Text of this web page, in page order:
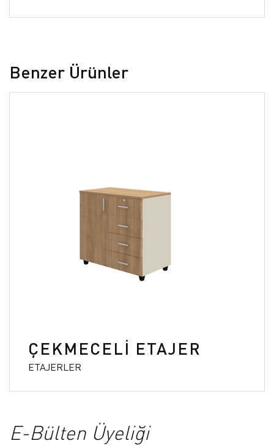
Benzer Ürünler
ÇEKMECELİ ETAJER
ETAJERLER
E-Bülten Üyeliği